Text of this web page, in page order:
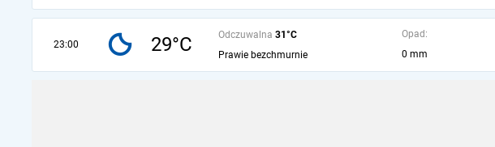
23:00 29°C Odczuwalna 31°C
Prawie bezchmurnie
Opad:
0 mm